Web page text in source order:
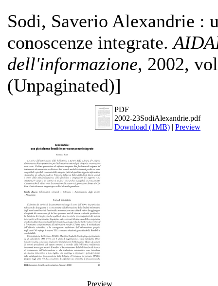
Sodi, Saverio Alexandrie :
conoscenze integrate.
dell'informazione, 2002,
(Unpaginated)]
Preview
PDF
2002-23SodiAlexandrie.pdf
Download (1MB) | Preview